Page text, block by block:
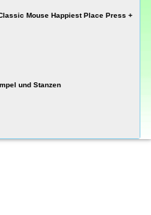
Mouse Happiest Place Press +
und Stanzen